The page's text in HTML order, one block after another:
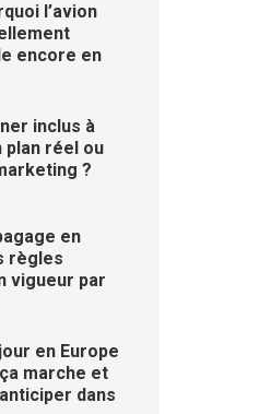
l’avion
encore en
inclus à
plan réel ou
?
en
règles
vigueur par
en Europe
marche et
dans